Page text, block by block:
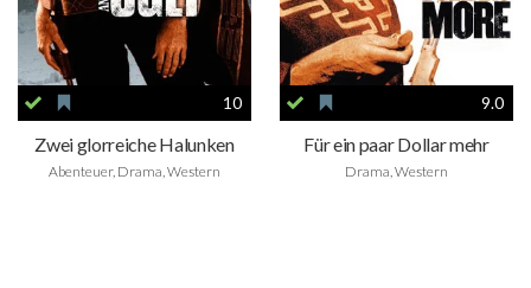
10
Zwei glorreiche Halunken
Abenteuer, Drama, Western
9.0
Für ein paar Dollar mehr
Drama, Western